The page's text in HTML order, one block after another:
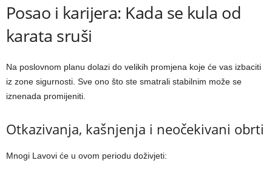
Posao i karijera: Kada se kula od
karata sruši
Na poslovnom planu dolazi do velikih promjena koje će vas izbaciti
iz zone sigurnosti. Sve ono što ste smatrali stabilnim može se
iznenada promijeniti.
Otkazivanja, kašnjenja i neočekivani obrti
Mnogi Lavovi će u ovom periodu doživjeti: